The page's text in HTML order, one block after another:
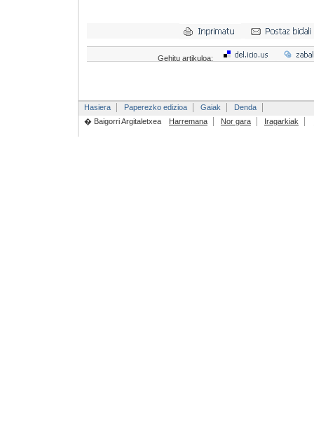
Gehitu artikuloa:
Hasiera Paperezko edizioa Gaiak
Denda
� Baigorri Argitaletxea
Harremana Nor gara Iragarkiak